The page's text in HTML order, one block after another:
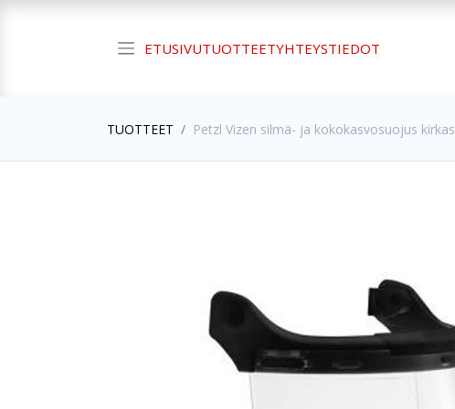
ETUSIVUTUOTTEETYHTEYSTIEDOT
TUOTTEET Petzl Vizen silmä- ja kokokasvosuojus kirkas